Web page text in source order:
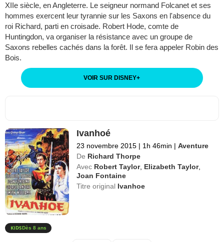
XIIe siècle, en Angleterre. Le seigneur normand Folcanet et ses
hommes exercent leur tyrannie sur les Saxons en l'absence du
roi Richard, parti en croisade. Robert Hode, comte de
Huntingdon, va organiser la résistance avec un groupe de
Saxons rebelles cachés dans la forêt. Il se fera appeler Robin des
Bois.
VOIR SUR DISNEY+
Ivanhoé
23 novembre 2015 | 1h 46min | Aventure
De Richard Thorpe
Avec Robert Taylor, Elizabeth Taylor,
Joan Fontaine
Titre original Ivanhoe
Dès 8 ans